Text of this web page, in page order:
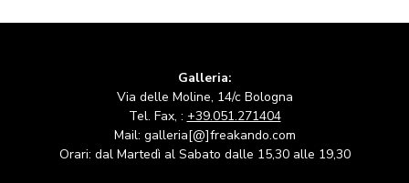
Galleria:
Via delle Moline, 14/c Bologna
Tel. Fax, : +39.051.271404
Mail: galleria[@]freakando.com
Orari: dal Martedì al Sabato dalle 15,30 alle 19,30